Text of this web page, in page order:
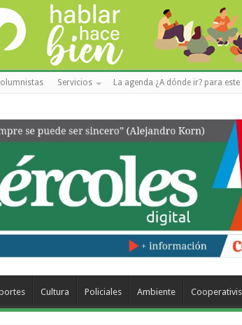
Servicios La agenda ¿A dónde ir? para este
Cultura Policiales Ambiente